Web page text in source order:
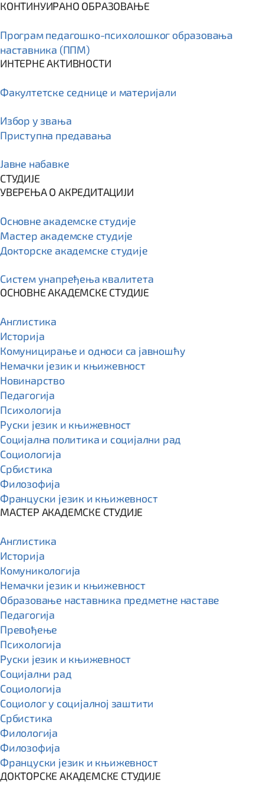
КОНТИНУИРАНО ОБРАЗОВАЊЕ
Програм пeдагошко-психолошког образовања
наставника (ППМ)
ИНТЕРНЕ АКТИВНОСТИ
Факултетске седнице и материјали
Избор у звања
Приступна предавања
Јавне набавке
СТУДИЈЕ
УВЕРЕЊА О АКРЕДИТАЦИЈИ
Основне академске студије
Мастер академске студије
Докторске академске студије
Систем унапређења квалитета
ОСНОВНЕ АКАДЕМСКЕ СТУДИЈЕ
Англистика
Историја
Комуницирање и односи са јавношћу
Немачки језик и књижевност
Новинарство
Педагогија
Психологија
Руски језик и књижевност
Социјална политика и социјални рад
Социологија
Србистика
Филозофија
Француски језик и књижевност
МАСТЕР АКАДЕМСКЕ СТУДИЈЕ
Англистика
Историја
Комуникологија
Немачки језик и књижевност
Образовање наставника предметне наставе
Педагогија
Превођење
Психологија
Руски језик и књижевност
Социјални рад
Социологија
Социолог у социјалној заштити
Србистика
Филологија
Филозофија
Француски језик и књижевност
ДОКТОРСКЕ АКАДЕМСКЕ СТУДИЈЕ